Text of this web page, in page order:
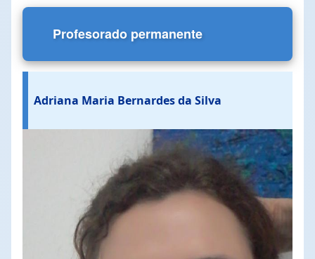
Profesorado permanente
Adriana Maria Bernardes da Silva